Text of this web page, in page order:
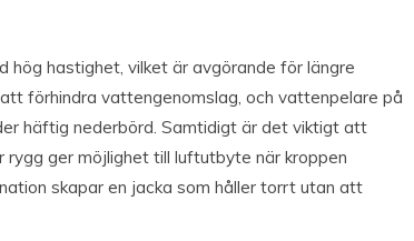
hög hastighet, vilket är avgörande för längre
förhindra vattengenomslag, och vattenpelare på
häftig nederbörd. Samtidigt är det viktigt att
rygg ger möjlighet till luftutbyte när kroppen
skapar en jacka som håller torrt utan att